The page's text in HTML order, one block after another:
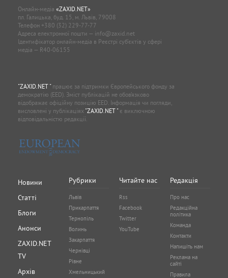
Онлайн-медіа «ZAXID.NET»
пл. Галицька, буд. 15, м. Львів, 79008
Телефон +380 (32) 229-77-77
Адреса електронної пошти — info@zaxid.net
Ідентифікатор онлайн-медіа в Реєстрі суб'єктів у сфері
медіа — R40-06155
"ZAXID.NET "працює за підтримки Європейського фонду за
демократію (EED). Зміст публікацій не обов’язково
відображає офіційну позицію EED. Інформація чи погляди,
висловлені у публікаціях "ZAXID.NET "є виключною
відповідальністю редакції.
Новини
Статті
Блоги
Анонси
ZAXID.NET
TV
Архів
Рубрики
Львів
Прикарпаття
Тернопіль
Волинь
Закарпаття
Чернівці
Рівне
Хмельницький
Читайте нас
Rss
Facebook
Twitter
YouTube
Редакція
Про нас
Редакційна
політика
Команда
Контакти
Напишіть нам
Реклама на
сайті
Правила